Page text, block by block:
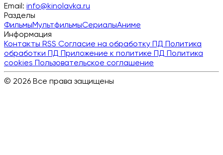
Email: info@kinolavka.ru
Разделы
ФильмыМультфильмыСериалыАниме
Информация
Контакты RSS Согласие на обработку ПД Политика
обработки ПД Приложение к политике ПД Политика
cookies Пользовательское соглашение
© 2026 Все права защищены